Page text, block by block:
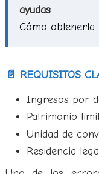
ayudas
Cómo obtenerla
📄 REQUISITOS
Ingresos por
Patrimonio
Unidad de
Residencia